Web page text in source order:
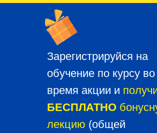
Зарегистрируйся на
обучение по курсу во
время акции и
БЕСПЛАТНО
лекцию (общей